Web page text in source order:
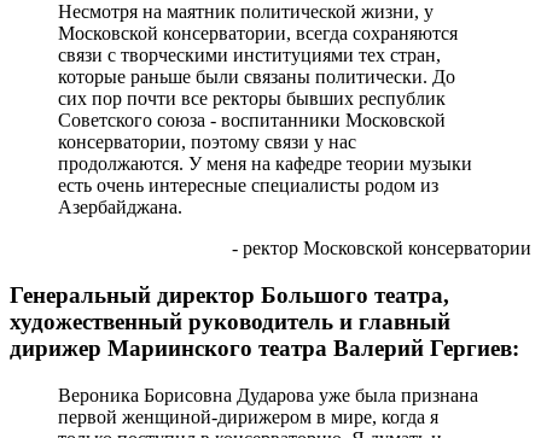
Несмотря на маятник политической жизни, у
Московской консерватории, всегда сохраняются
связи с творческими институциями тех стран,
которые раньше были связаны политически. До
сих пор почти все ректоры бывших республик
Советского союза - воспитанники Московской
консерватории, поэтому связи у нас
продолжаются. У меня на кафедре теории музыки
есть очень интересные специалисты родом из
Азербайджана.
- ректор Московской консерватории
Генеральный директор Большого театра,
художественный руководитель и главный
дирижер Мариинского театра Валерий Гергиев:
Вероника Борисовна Дударова уже была признана
первой женщиной-дирижером в мире, когда я